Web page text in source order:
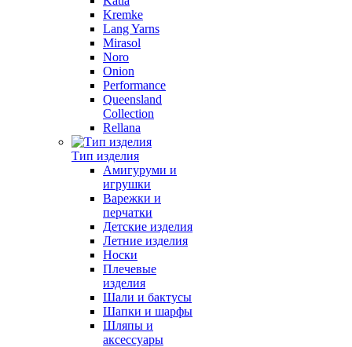
Kremke
Lang Yarns
Mirasol
Noro
Onion
Performance
Queensland
Collection
Rellana
Тип изделия
Амигуруми и
игрушки
Варежки и
перчатки
Детские изделия
Летние изделия
Носки
Плечевые
изделия
Шали и бактусы
Шапки и шарфы
Шляпы и
аксессуары